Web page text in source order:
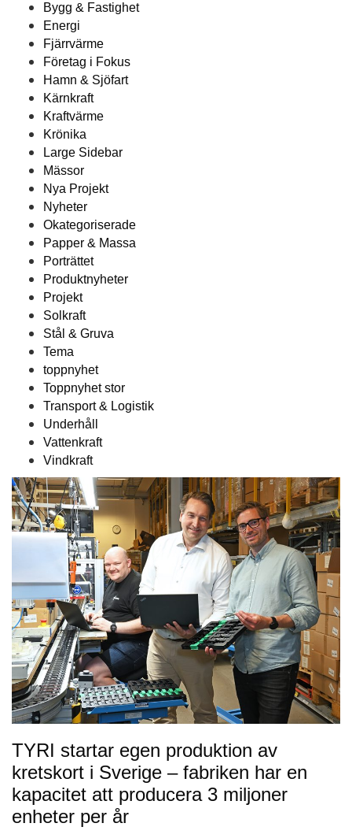
Bygg & Fastighet
Energi
Fjärrvärme
Företag i Fokus
Hamn & Sjöfart
Kärnkraft
Kraftvärme
Krönika
Large Sidebar
Mässor
Nya Projekt
Nyheter
Okategoriserade
Papper & Massa
Porträttet
Produktnyheter
Projekt
Solkraft
Stål & Gruva
Tema
toppnyhet
Toppnyhet stor
Transport & Logistik
Underhåll
Vattenkraft
Vindkraft
TYRI startar egen produktion av
kretskort i Sverige – fabriken har en
kapacitet att producera 3 miljoner
enheter per år